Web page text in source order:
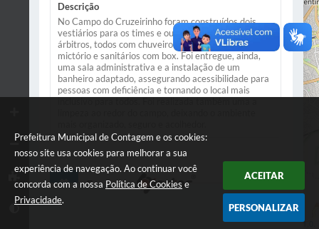
Prefeitura Municipal de Contagem e os cookies:
nosso site usa cookies para melhorar a sua
experiência de navegação. Ao continuar você
concorda com a nossa Política de Cookies e
Privacidade.
ACEITAR
PERSONALIZAR
OpenStreetMapcontributors,ODbL 1.0.
Descrição
No Campo do Cruzeirinho foram construídos dois
vestiários para os times e outro exclusivo para os
árbitros, todos com chuveiros, lavabo, espelhos,
mictório e sanitários com box. Foi entregue, ainda,
uma sala administrativa e a instalação de um
banheiro adaptado, assegurando acessibilidade para
pessoas com deficiência e tornando o local mais
Execução da Obra